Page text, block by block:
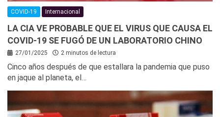
COVID-19 Internacional
LA CIA VE PROBABLE QUE EL VIRUS QUE CAUSA EL
COVID-19 SE FUGÓ DE UN LABORATORIO CHINO
27/01/2025 2 minutos de lectura
Cinco años después de que estallara la pandemia que puso
en jaque al planeta, el…